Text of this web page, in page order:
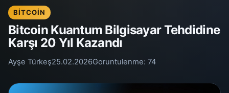
BITCOIN
Bitcoin Kuantum Bilgisayar Tehdidine
Karşı 20 Yıl Kazandı
Ayşe Türkeş25.02.2026Goruntulenme: 74